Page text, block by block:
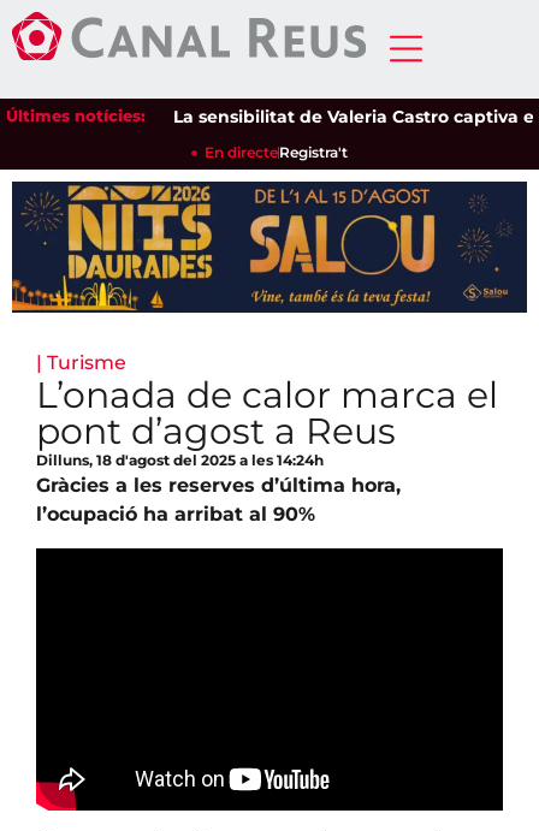
Últimes notícies:La sensibilitat de Valeria Castro captiva el
En directeRegistra't
| Turisme
L’onada de calor marca el
pont d’agost a Reus
Dilluns, 18 d'agost del 2025 a les 14:24h
Gràcies a les reserves d’última hora,
l’ocupació ha arribat al 90%